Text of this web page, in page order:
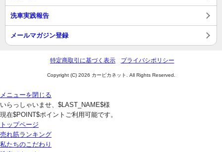
洗車実践報告
メールマガジン登録
特定商取引に基づく表示 プライバシポリシー
Copyright (C) 2026 カーピカネット. All Rights Reserved.
メニューを閉じる
いらっしゃいませ、$LAST_NAME$様
現在$POINT$ポイントご利用可能です。
トップページ
売れ筋ランキング
私たちのこだわり